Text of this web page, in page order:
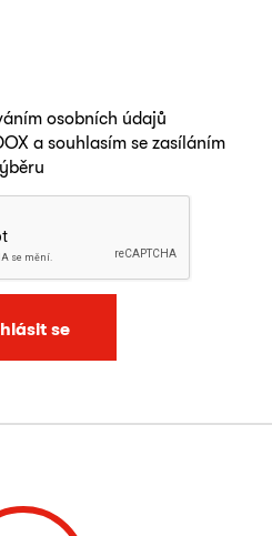
osobních údajů
a souhlasím se zasíláním
se